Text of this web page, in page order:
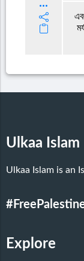
Ulkaa Islam
Ulkaa Islam is an
Explore